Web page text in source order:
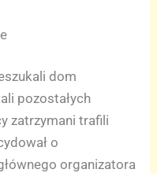
dom
pozostałych
zatrzymani trafili
o
organizatora